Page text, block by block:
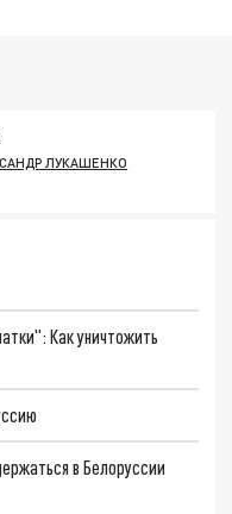
ЛУКАШЕНКО
Как уничтожить
в Белоруссии